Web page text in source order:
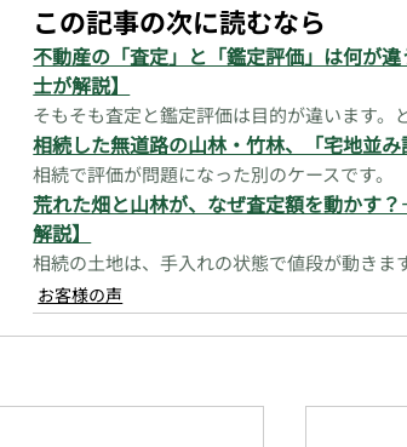
この記事の次に読むなら
不動産の「査定」と「鑑定評価」は何が
士が解説】
そもそも査定と鑑定評価は目的が違います。
相続した無道路の山林・竹林、「宅地並
相続で評価が問題になった別のケースです。
荒れた畑と山林が、なぜ査定額を動かす
解説】
相続の土地は、手入れの状態で値段が動きま
お客様の声